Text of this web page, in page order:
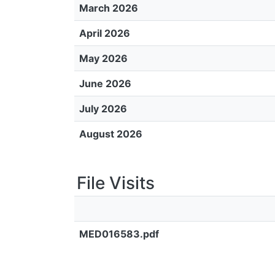
March 2026
April 2026
May 2026
June 2026
July 2026
August 2026
File Visits
MED016583.pdf